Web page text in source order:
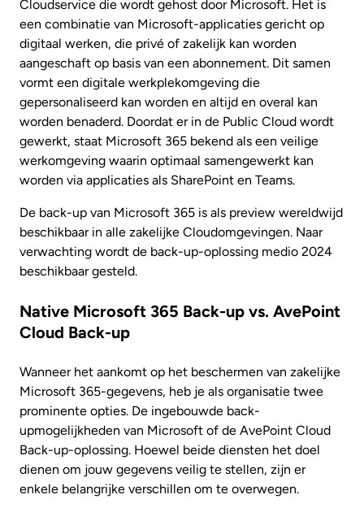
Cloudservice die wordt gehost door Microsoft. Het is
een combinatie van Microsoft-applicaties gericht op
digitaal werken, die privé of zakelijk kan worden
aangeschaft op basis van een abonnement. Dit samen
vormt een digitale werkplekomgeving die
gepersonaliseerd kan worden en altijd en overal kan
worden benaderd. Doordat er in de Public Cloud wordt
gewerkt, staat Microsoft 365 bekend als een veilige
werkomgeving waarin optimaal samengewerkt kan
worden via applicaties als SharePoint en Teams.
De back-up van Microsoft 365 is als preview wereldwijd
beschikbaar in alle zakelijke Cloudomgevingen. Naar
verwachting wordt de back-up-oplossing medio 2024
beschikbaar gesteld.
Native Microsoft 365 Back-up vs. AvePoint
Cloud Back-up
Wanneer het aankomt op het beschermen van zakelijke
Microsoft 365-gegevens, heb je als organisatie twee
prominente opties. De ingebouwde back-
upmogelijkheden van Microsoft of de AvePoint Cloud
Back-up-oplossing. Hoewel beide diensten het doel
dienen om jouw gegevens veilig te stellen, zijn er
enkele belangrijke verschillen om te overwegen.